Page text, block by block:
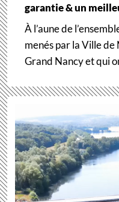
garantie & un
À l’aune de
menés par la Ville
Grand Nancy et qui